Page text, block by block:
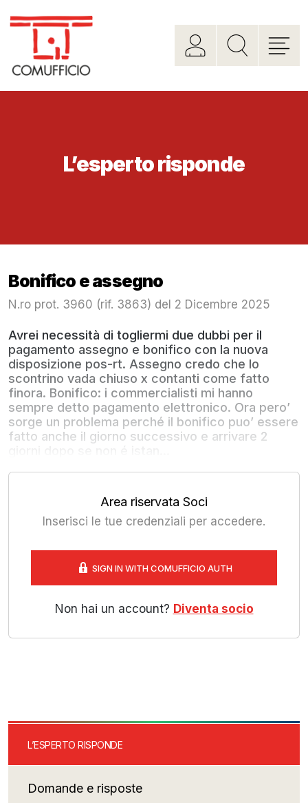
L’esperto risponde
Bonifico e assegno
N.ro prot. 3960 (rif. 3863) del 2 Dicembre 2025
Avrei necessità di togliermi due dubbi per il
pagamento assegno e bonifico con la nuova
disposizione pos-rt. Assegno credo che lo
scontrino vada chiuso x contanti come fatto
finora. Bonifico: i commercialisti mi hanno
sempre detto pagamento elettronico. Ora pero’
sorge un problema perché il bonifico puo’ essere
fatto anche il giorno successivo e arrivare 2
Area riservata Soci
Inserisci le tue credenziali per accedere.
SIGN IN WITH COMUFFICIO AUTH
Non hai un account? Diventa socio
L’ESPERTO RISPONDE
Domande e risposte